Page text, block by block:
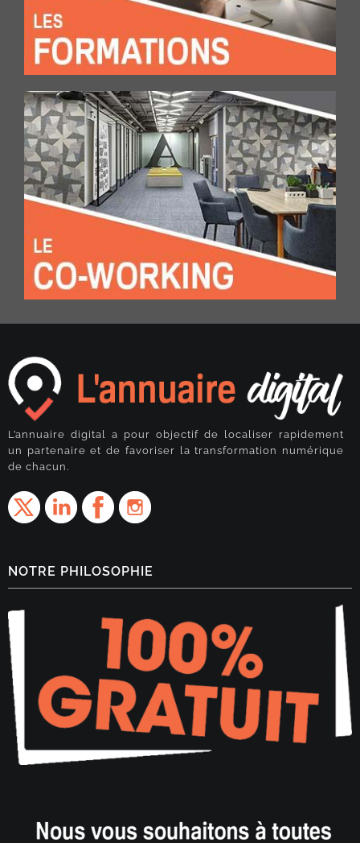
L’annuaire digital a pour objectif de localiser rapidement
un partenaire et de favoriser la transformation numérique
de chacun.
NOTRE PHILOSOPHIE